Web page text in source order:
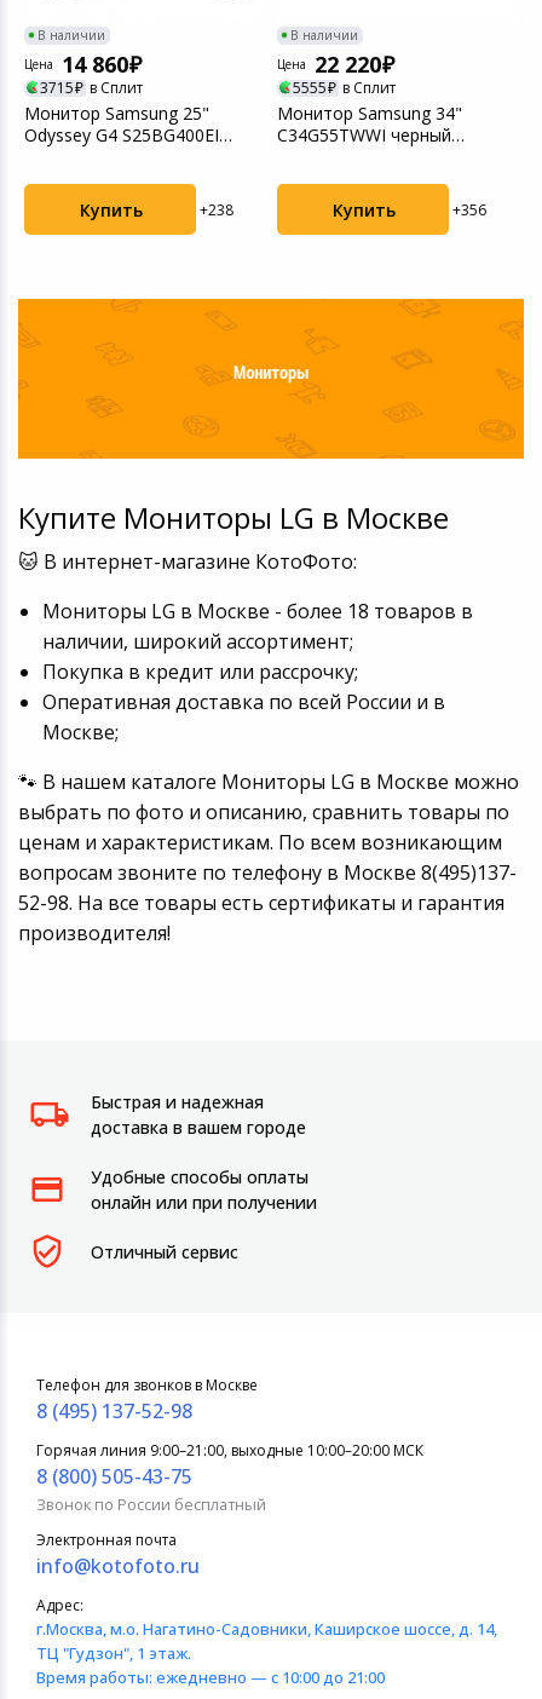
В наличии
Цена
14 860
3715 в Сплит
Монитор Samsung 25"
Odyssey G4 S25BG400EI
Купить +238
В наличии
Цена
22 220
5555 в Сплит
Монитор Samsung 34"
C34G55TWWI черный
Купить +356
Купите Мониторы LG в Москве
🐱 В интернет-магазине КотоФото:
Мониторы LG в Москве - более 18 товаров в
наличии, широкий ассортимент;
Покупка в кредит или рассрочку;
Оперативная доставка по всей России и в
Москве;
🐾 В нашем каталоге Мониторы LG в Москве можно
выбрать по фото и описанию, сравнить товары по
ценам и характеристикам. По всем возникающим
вопросам звоните по телефону в Москве 8(495)137-
52-98. На все товары есть сертификаты и гарантия
производителя!
Быстрая и надежная
доставка в вашем городе
Удобные способы оплаты
онлайн или при получении
Отличный сервис
Телефон для звонков в Москве
8 (495) 137-52-98
Горячая линия 9:00–21:00, выходные 10:00–20:00 МСК
8 (800) 505-43-75
Звонок по России бесплатный
Электронная почта
info@kotofoto.ru
Адрес:
г.Москва , м.о. Нагатино-Садовники, Каширское шоссе, д. 14,
ТЦ "Гудзон", 1 этаж.
Время работы: ежедневно — с 10:00 до 21:00